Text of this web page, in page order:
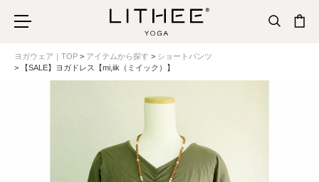
ヨガウェア｜TOP アイテムから探す
ショートパンツ
【SALE】ヨガドレス【mi,iik（ミイック）】